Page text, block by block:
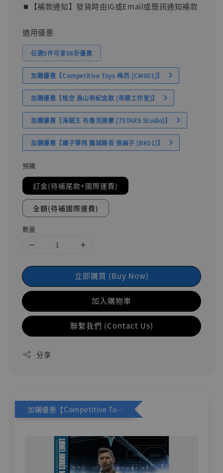
⏹︎【補款通知】發貨時由IG或Email或簡訊通知補款
適用優惠
任選5件可享98折優惠
加購優惠【Competitive Toys 梅西 [CM001]】
加購優惠【悟空 鳥山明紀念款 [奇蹟工作室]】
加購優惠【海賊王 布魯克達摩 [7STARS Studio]】
加購優惠【讓子彈飛 鵝城縣長 張麻子 [BK01]】
預購
訂金(待補尾款+國際運費)
全額(待補國際運費)
數量
立即購買 (Buy Now)
加入購物車
聯繫我們 (Contact Us)
分享
加購優惠【Competitive Toys 梅西 [CM001]】